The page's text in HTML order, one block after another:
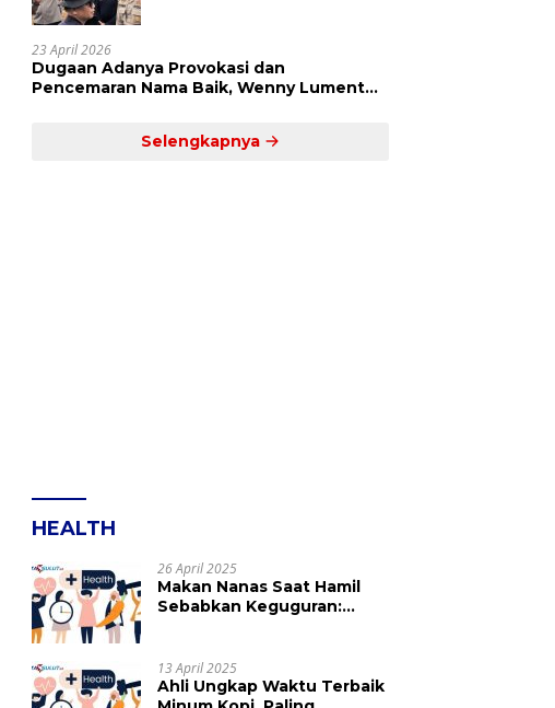
23 April 2026
Dugaan Adanya Provokasi dan
Pencemaran Nama Baik, Wenny Lumentut
Selengkapnya
HEALTH
26 April 2025
Makan Nanas Saat Hamil
Sebabkan Keguguran:
13 April 2025
Ahli Ungkap Waktu Terbaik